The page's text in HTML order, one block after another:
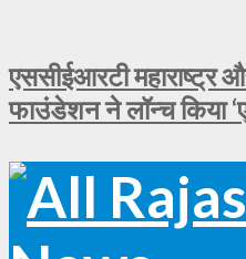
एससीईआरटी
फाउंडेशन ने लॉन्च किया